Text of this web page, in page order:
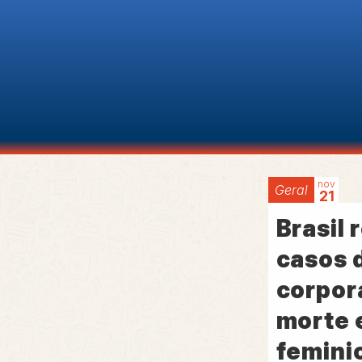
Geral 21
nov
Brasil
casos
morte